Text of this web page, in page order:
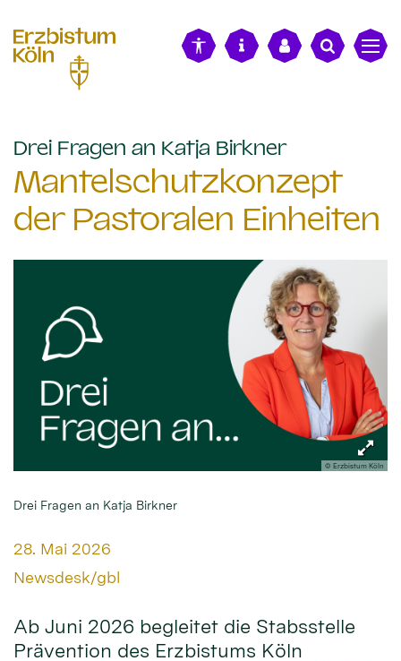
Drei Fragen an Katja Birkner:
Mantelschutzkonzept
der Pastoralen Einheiten
© Erzbistum Köln
Drei Fragen an Katja Birkner
Datum:
28. Mai 2026
Von:
Newsdesk/gbl
Ab Juni 2026 begleitet die Stabsstelle
Prävention des Erzbistums Köln